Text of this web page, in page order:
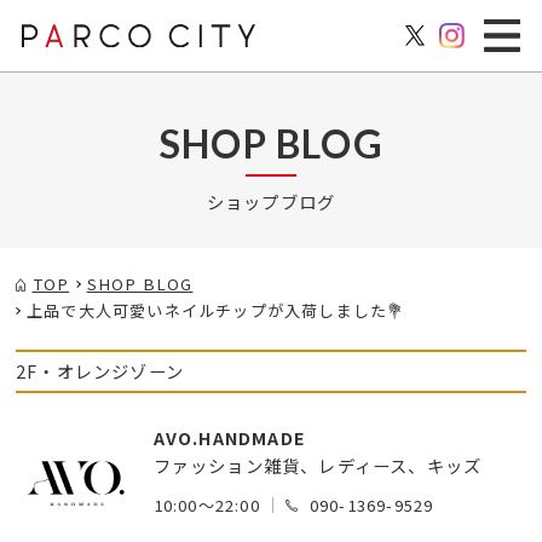
SHOP BLOG
ショップブログ
TOP
SHOP BLOG
上品で大人可愛いネイルチップが入荷しました💐
2F・オレンジゾーン
AVO.HANDMADE
ファッション雑貨、レディース、キッズ
10:00～22:00 090-1369-9529